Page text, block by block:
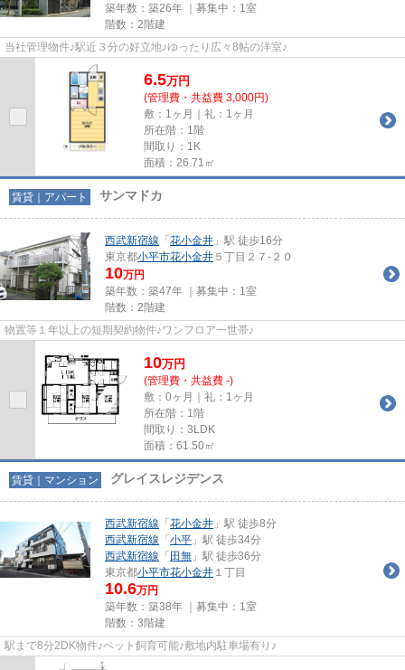
築年数：築26年 ｜募集中： 1室
階数：2階建
当社管理物件♪駅近３分の好立地♪ゆったり広々8帖の洋室♪
6.5万円
(管理費・共益費 3,000円)
敷：1ヶ月｜礼：1ヶ月
所在階：1階
間取り：1K
面積：26.71㎡
賃貸｜アパート サンマドカ
西武新宿線 「 花小金井 」駅 徒歩16分
東京都小平市花小金井 ５丁目２７-２０
10万円
築年数：築47年 ｜募集中： 1室
階数：2階建
物置等１年以上の短期契約物件♪ワンフロア一世帯♪
10万円
(管理費・共益費 -)
敷：0ヶ月｜礼：1ヶ月
所在階：1階
間取り：3LDK
面積：61.50㎡
賃貸｜マンション グレイスレジデンス
西武新宿線 「 花小金井 」駅 徒歩8分
西武新宿線 「 小平 」駅 徒歩34分
西武新宿線 「 田無 」駅 徒歩36分
東京都小平市花小金井 １丁目
10.6万円
築年数：築38年 ｜募集中： 1室
階数：3階建
駅まで8分2DK物件♪ペット飼育可能♪敷地内駐車場有り♪